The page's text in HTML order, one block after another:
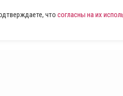
что согласны на их